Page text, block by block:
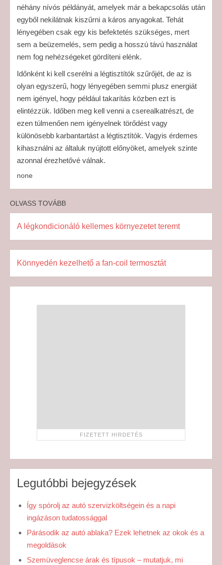
néhány nívós példányát, amelyek már a bekapcsolás után
egyből nekilátnak kiszűrni a káros anyagokat. Tehát
lényegében csak egy kis befektetés szükséges, mert
sem a beüzemelés, sem pedig a hosszú távú használat
nem fog nehézségeket gördíteni elénk.
Időnként ki kell cserélni a légtisztítók szűrőjét, de az is
olyan egyszerű, hogy lényegében semmi plusz energiát
nem igényel, hogy például takarítás közben ezt is
elintézzük. Időben meg kell venni a cserealkatrészt, de
ezen túlmenően nem igényelnek törődést vagy
különösebb karbantartást a légtisztítók. Vagyis érdemes
kihasználni az általuk nyújtott előnyöket, amelyek szinte
azonnal érezhetővé válnak.
none
OLVASS TOVÁBB
A légkondicionáló kellemes környezetet teremt
Könnyedén kezelhető a fan-coil termosztát
Legutóbbi bejegyzések
Így spórolj az autó szervizköltségein és a napi
ingázáson tudatossággal
Párásodik az autó ablaka? Ezek lehetnek az okok és a
megoldások
Szemüveglencse árak és típusok – mutatjuk, mi